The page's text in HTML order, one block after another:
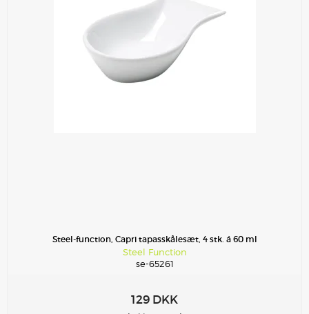
Steel-function, Capri tapasskålesæt, 4 stk. á 60 ml
Steel Function
se-65261
129 DKK